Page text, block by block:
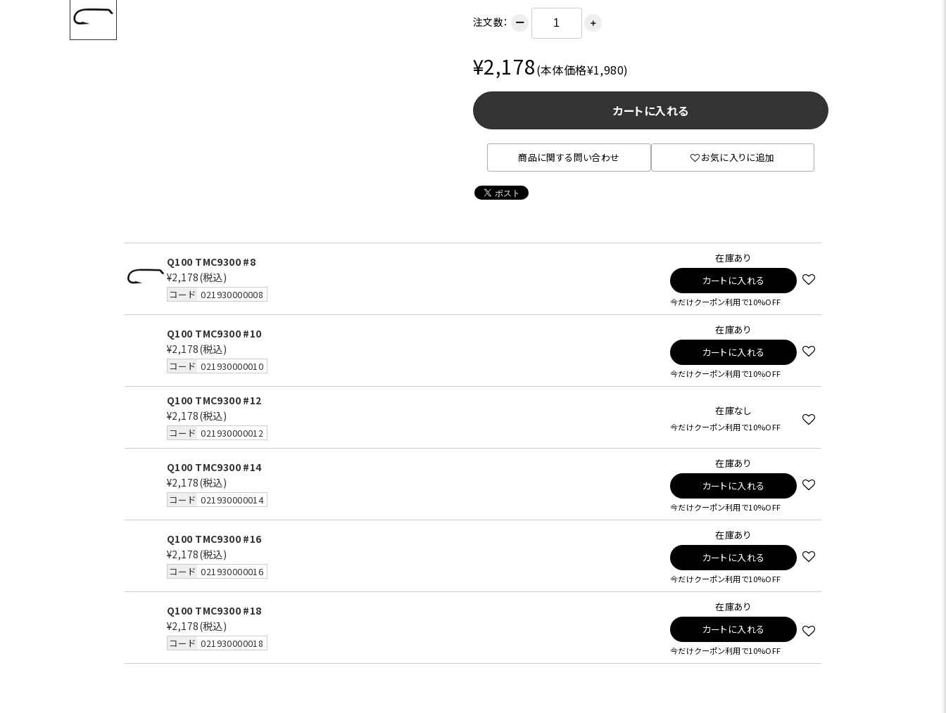
注文数： ー ＋
¥2,178(本体価格¥1,980)
カートに入れる
商品に関する問い合わせ お気に入りに追加
Q100 TMC9300 #8
¥2,178(税込)
コード 021930000008
在庫あり
カートに入れる
今だけクーポン利用で10%OFF
Q100 TMC9300 #10
¥2,178(税込)
コード 021930000010
在庫あり
カートに入れる
今だけクーポン利用で10%OFF
Q100 TMC9300 #12
¥2,178(税込)
コード 021930000012
在庫なし
今だけクーポン利用で10%OFF
Q100 TMC9300 #14
¥2,178(税込)
コード 021930000014
在庫あり
カートに入れる
今だけクーポン利用で10%OFF
Q100 TMC9300 #16
¥2,178(税込)
コード 021930000016
在庫あり
カートに入れる
今だけクーポン利用で10%OFF
Q100 TMC9300 #18
¥2,178(税込)
コード 021930000018
在庫あり
カートに入れる
今だけクーポン利用で10%OFF